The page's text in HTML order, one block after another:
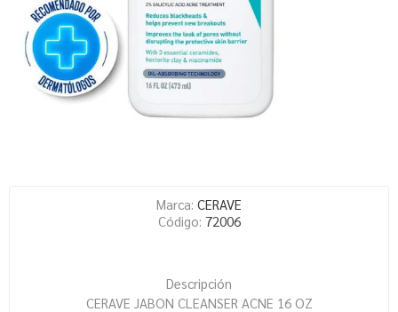
Marca: CERAVE
Código: 72006
Descripción
CERAVE JABON CLEANSER ACNE 16 OZ